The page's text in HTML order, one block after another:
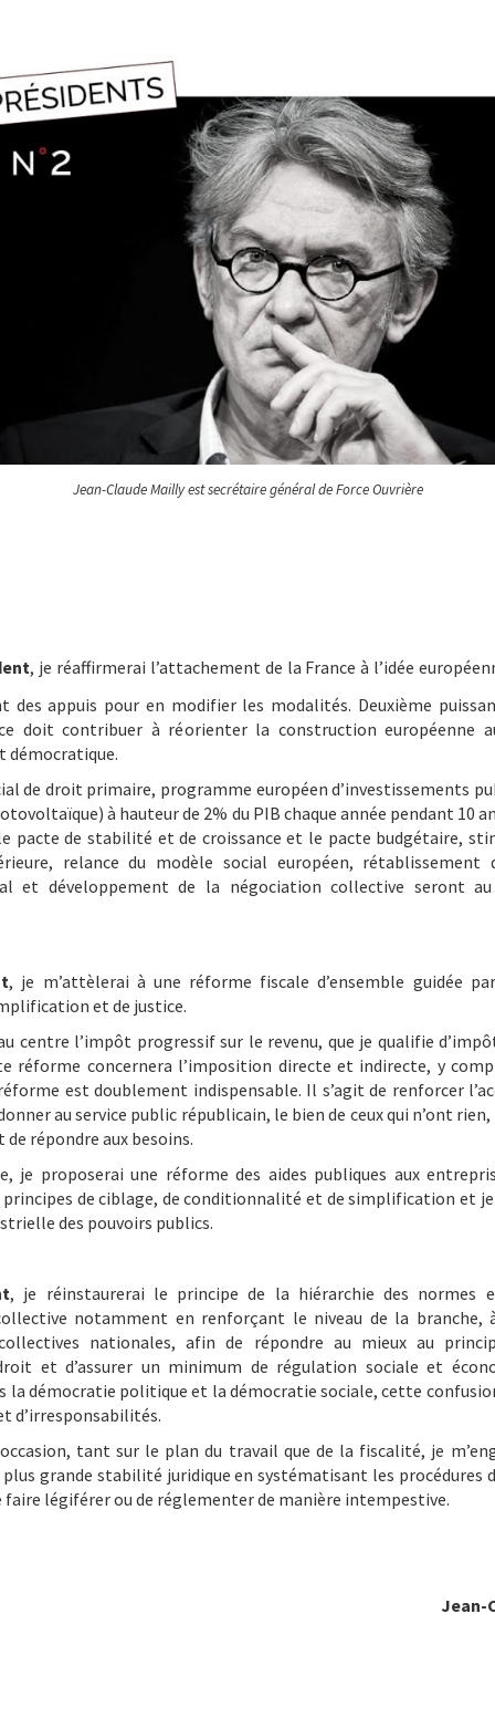
Jean-Claude Mailly est secrétaire général de Force Ouvrière
, je réaffirmerai l’attachement de la France à l’idée
des appuis pour en modifier les modalités. Deuxième
doit contribuer à réorienter la construction européenne
démocratique.
de droit primaire, programme européen d’investissements
à hauteur de 2% du PIB chaque année pendant 10
pacte de stabilité et de croissance et le pacte budgétaire,
relance du modèle social européen, rétablissement
et développement de la négociation collective seront
, je m’attèlerai à une réforme fiscale d’ensemble guidée
et de justice.
centre l’impôt progressif sur le revenu, que je qualifie
réforme concernera l’imposition directe et indirecte, y
est doublement indispensable. Il s’agit de renforcer
au service public républicain, le bien de ceux qui n’ont
répondre aux besoins.
je proposerai une réforme des aides publiques aux
principes de ciblage, de conditionnalité et de simplification et
des pouvoirs publics.
, je réinstaurerai le principe de la hiérarchie des normes
notamment en renforçant le niveau de la branche,
nationales, afin de répondre au mieux au
et d’assurer un minimum de régulation sociale et
la démocratie politique et la démocratie sociale, cette
d’irresponsabilités.
tant sur le plan du travail que de la fiscalité, je
grande stabilité juridique en systématisant les procédures
légiférer ou de réglementer de manière intempestive.
Jean-